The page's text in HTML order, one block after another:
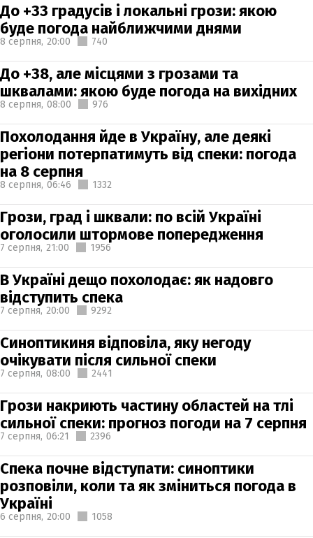
До +33 градусів і локальні грози: якою
буде погода найближчими днями
8 серпня, 20:00 740
До +38, але місцями з грозами та
шквалами: якою буде погода на вихідних
8 серпня, 08:00 976
Похолодання йде в Україну, але деякі
регіони потерпатимуть від спеки: погода
на 8 серпня
8 серпня, 06:46 1332
Грози, град і шквали: по всій Україні
оголосили штормове попередження
7 серпня, 21:00 1956
В Україні дещо похолодає: як надовго
відступить спека
7 серпня, 20:00 9292
Синоптикиня відповіла, яку негоду
очікувати після сильної спеки
7 серпня, 08:00 2441
Грози накриють частину областей на тлі
сильної спеки: прогноз погоди на 7 серпня
7 серпня, 06:21 2396
Спека почне відступати: синоптики
розповіли, коли та як зміниться погода в
Україні
6 серпня, 20:00 1058